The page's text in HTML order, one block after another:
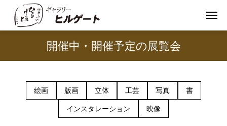
開催中・開催予定の展覧会
絵画 版画 立体 工芸 写真 書
インスタレーション 映像